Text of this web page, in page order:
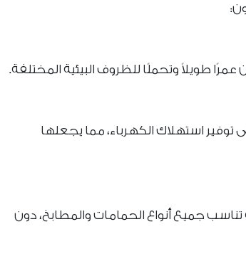
طويلاً وتحملًا للظروف البيئية المختلفة.
استهلاك الكهرباء، مما يجعلها
جميع أنواع الحمامات والمطابخ، دون